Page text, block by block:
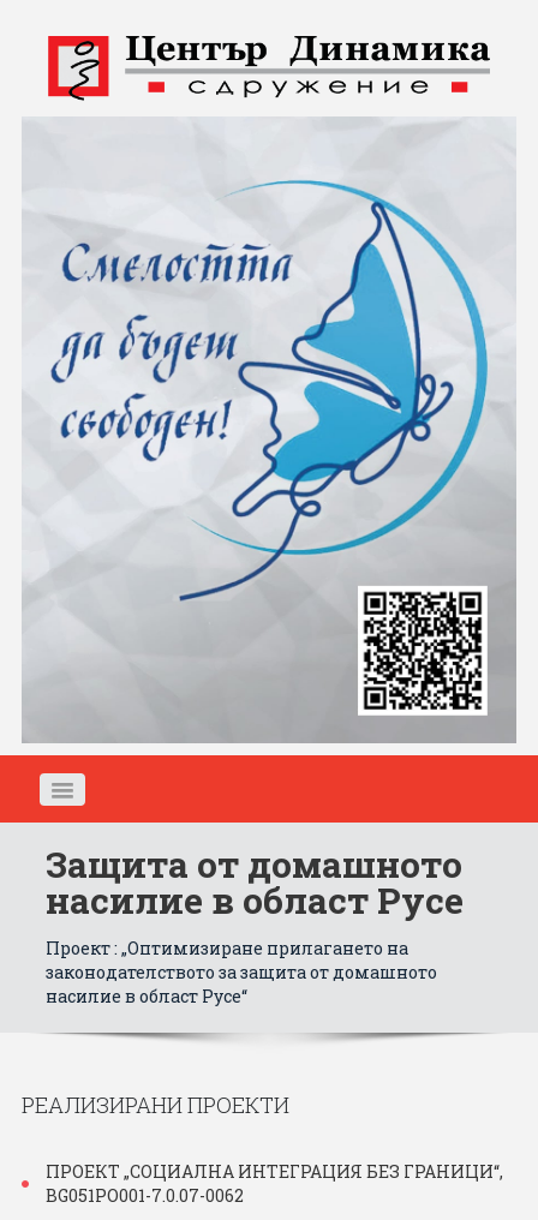
ЗА СДРУЖЕНИЕТО
ОТЧЕТИ
Защита от домашното
насилие в област Русе
Проект : „Оптимизиране прилагането на
законодателството за защита от домашното
насилие в област Русе“
РЕАЛИЗИРАНИ ПРОЕКТИ
ПРОЕКТ „СОЦИАЛНА ИНТЕГРАЦИЯ БЕЗ ГРАНИЦИ“,
BG051PO001-7.0.07-0062